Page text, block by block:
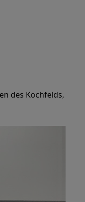
des Kochfelds,